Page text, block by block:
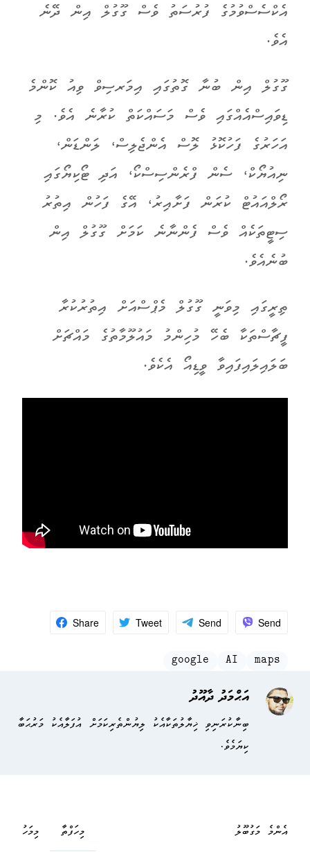
އެކްސެސްވުމުގެ ފުރުސަތު ވެސް ގޫގުލް އިން ދޭނެ
އެވެ.
ގޫގުލް އިން ބުނާ ގޮތުގައި އިމަރސިވް ވިއު ކޮންމެ
ޑިވައިސްއެއްގައި ވެސް މަސައްކަތް ކުރާނެ އެވެ. މި
އަހަރުގެ ފަހުކޮޅު ލޮސް އެންޖެލިސް، ލަންޑަން،
ނިއުޔޯކް، ސެން ފްރެންސިސްކޯ، އަދި ޓޯކިޔޯގައި
ރޯލްއައުޓް ކުރަން ފަށާއިރު، އޭގެ ފަހުން އިތުރު
ސިޓީތަކެއް ވެސް ފެންނާނެ ކަމަށް ގޫގުލް އިން
ބުނެއެވެ.
ތިރީގައި މިވަނީ ގޫގުލް މެޕްސްއަށް އިތުރުކުރާ
ފީޗާސްތަކާ ބެހޭ މުހިންމު މައުލޫމާތުގެ މައްޗަށް
ބަލައިލައިފައިވާ ވީޑިއޯ އެކެވެ.
Share Tweet Send Send
google AI maps
އަޙްމަދު ދާއޫދު
ބިނާކުރަނިވި ޚިޔާލުތަކާއެކު ލިޔުންތެރިކަމަށް އުފަލާއެކު މަރުޙަބާ
ކިޔަމެވެ.
އެންމެ މަގުބޫލު މިމަހު މިހަފްތާ